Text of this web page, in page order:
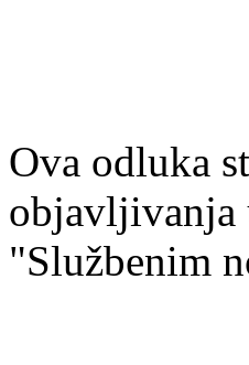
Ova odluka
objavljivanja
"Službenim